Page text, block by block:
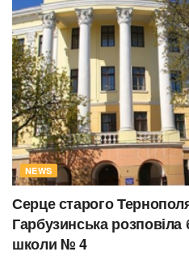
NEWS
Серце старого
Гарбузинська розповіла
школи № 4